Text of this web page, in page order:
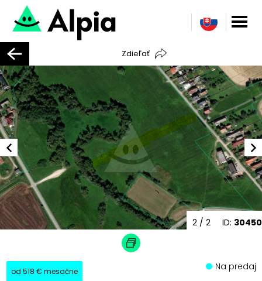
Zdieľať
ID: 30450
2 / 2
od 518 € mesačne Na predaj